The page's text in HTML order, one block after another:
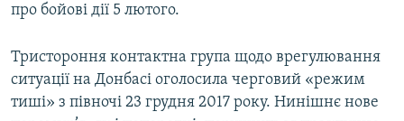
про бойові дії 5 лютого.
Тристороння контактна група щодо врегулювання
ситуації на Донбасі оголосила черговий «режим
тиші» з півночі 23 грудня 2017 року. Нинішнє нове